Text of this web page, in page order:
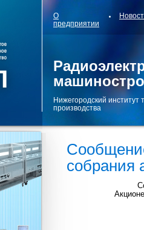
О
предприятии
Нижегородский институт
производства
собрания